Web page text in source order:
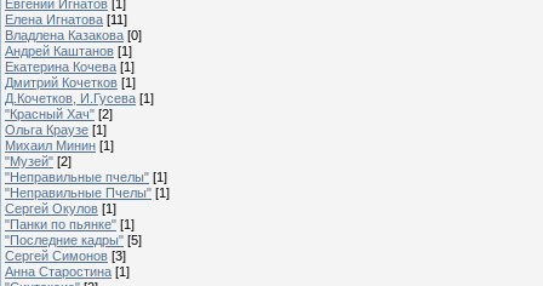
Евгений Игнатов [1]
Елена Игнатова [11]
Владлена Казакова [0]
Андрей Каштанов [1]
Екатерина Кочева [1]
Дмитрий Кочетков [1]
Д.Кочетков, И.Гусева [1]
"Красный Хач" [2]
Ольга Краузе [1]
Михаил Минин [1]
"Музей" [2]
"Неправильные пчелы" [1]
"Неправильные Пчелы" [1]
Сергей Окулов [1]
"Панки по пьянке" [1]
"Последние кадры" [5]
Сергей Симонов [3]
Анна Старостина [1]